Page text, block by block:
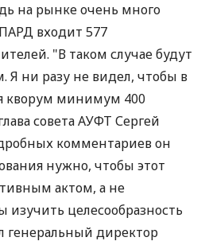
на рынке очень много
входит 577
"В таком случае будут
Я ни разу не видел, чтобы в
кворум минимум 400
совета АУФТ Сергей
комментариев он
нужно, чтобы этот
актом, а не
целесообразность
генеральный директор